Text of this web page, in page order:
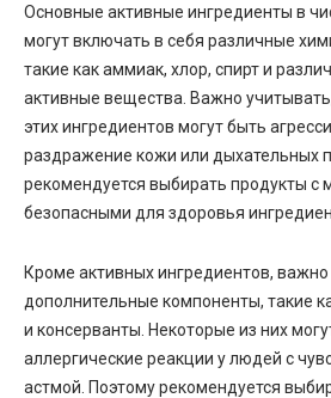
Основные активные ингредиенты в
могут включать в себя различные
такие как аммиак, хлор, спирт и
активные вещества. Важно
этих ингредиентов могут быть
раздражение кожи или дыхательных
рекомендуется выбирать продукты с
безопасными для здоровья
Кроме активных ингредиентов,
дополнительные компоненты, такие
и консерванты. Некоторые из них
аллергические реакции у людей с
астмой. Поэтому рекомендуется